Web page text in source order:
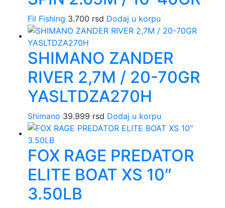
Fil Fishing 3.700 rsd Dodaj u korpu
SHIMANO ZANDER
RIVER 2,7M / 20-70GR
YASLTDZA270H
Shimano 39.999 rsd Dodaj u korpu
FOX RAGE PREDATOR
ELITE BOAT XS 10″
3.50LB